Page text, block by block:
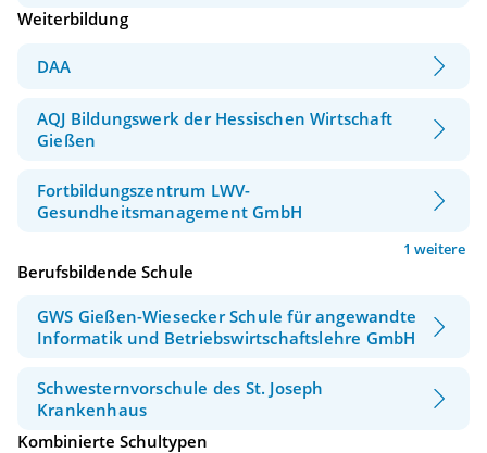
Weiterbildung
DAA
AQJ Bildungswerk der Hessischen Wirtschaft
Gießen
Fortbildungszentrum LWV-
Gesundheitsmanagement GmbH
1 weitere
Berufsbildende Schule
GWS Gießen-Wiesecker Schule für angewandte
Informatik und Betriebswirtschaftslehre GmbH
Schwesternvorschule des St. Joseph
Krankenhaus
Kombinierte Schultypen